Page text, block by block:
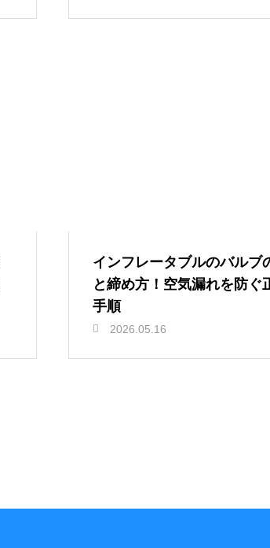
インフレータブルのバルブ
と締め方！空気漏れを防ぐ
手順
2026.05.16